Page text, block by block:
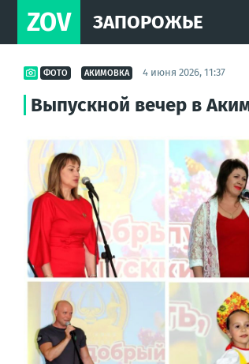
ZOV ЗАПОРОЖЬЕ
ФОТО АКИМОВКА 4 июня 2026, 11:37
Выпускной вечер в